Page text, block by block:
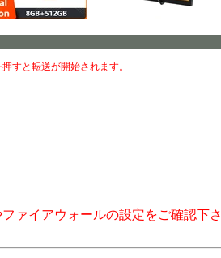
すと転送が開始されます。
ァイアウォールの設定をご確認下さ